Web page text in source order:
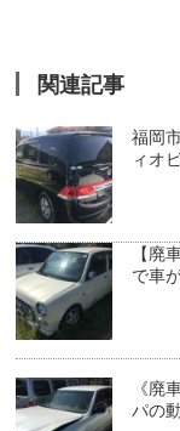
関連記事
福岡
ィオ
【廃
で車
《廃
パの